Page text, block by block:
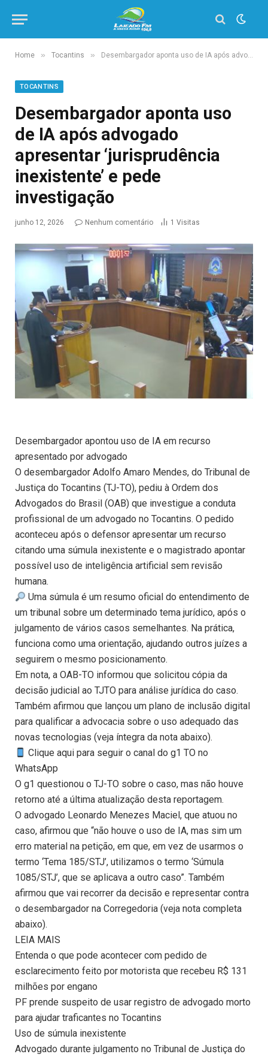
Home » Tocantins » Desembargador aponta uso de IA após advogado apresentar ‘jurisprudência inexistente’ e pede investigação
TOCANTINS
Desembargador aponta uso
de IA após advogado
apresentar ‘jurisprudência
inexistente’ e pede
investigação
junho 12, 2026 Nenhum comentário 1 Visitas
Desembargador apontou uso de IA em recurso
apresentado por advogado
O desembargador Adolfo Amaro Mendes, do Tribunal de
Justiça do Tocantins (TJ-TO), pediu à Ordem dos
Advogados do Brasil (OAB) que investigue a conduta
profissional de um advogado no Tocantins. O pedido
aconteceu após o defensor apresentar um recurso
citando uma súmula inexistente e o magistrado apontar
possível uso de inteligência artificial sem revisão
humana.
Uma súmula é um resumo oficial do entendimento de
um tribunal sobre um determinado tema jurídico, após o
julgamento de vários casos semelhantes. Na prática,
funciona como uma orientação, ajudando outros juízes a
seguirem o mesmo posicionamento.
Em nota, a OAB-TO informou que solicitou cópia da
decisão judicial ao TJTO para análise jurídica do caso.
Também afirmou que lançou um plano de inclusão digital
para qualificar a advocacia sobre o uso adequado das
novas tecnologias (veja íntegra da nota abaixo).
Clique aqui para seguir o canal do g1 TO no
WhatsApp
O g1 questionou o TJ-TO sobre o caso, mas não houve
retorno até a última atualização desta reportagem.
O advogado Leonardo Menezes Maciel, que atuou no
caso, afirmou que “não houve o uso de IA, mas sim um
erro material na petição, em que, em vez de usarmos o
termo ‘Tema 185/STJ’, utilizamos o termo ‘Súmula
1085/STJ’, que se aplicava a outro caso”. Também
afirmou que vai recorrer da decisão e representar contra
o desembargador na Corregedoria (veja nota completa
abaixo).
LEIA MAIS
Entenda o que pode acontecer com pedido de
esclarecimento feito por motorista que recebeu R$ 131
milhões por engano
PF prende suspeito de usar registro de advogado morto
para ajudar traficantes no Tocantins
Uso de súmula inexistente
Advogado durante julgamento no Tribunal de Justiça do